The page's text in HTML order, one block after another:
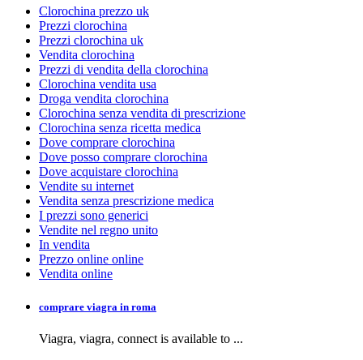
Clorochina prezzo uk
Prezzi clorochina
Prezzi clorochina uk
Vendita clorochina
Prezzi di vendita della clorochina
Clorochina vendita usa
Droga vendita clorochina
Clorochina senza vendita di prescrizione
Clorochina senza ricetta medica
Dove comprare clorochina
Dove posso comprare clorochina
Dove acquistare clorochina
Vendite su internet
Vendita senza prescrizione medica
I prezzi sono generici
Vendite nel regno unito
In vendita
Prezzo online online
Vendita online
comprare viagra in roma
Viagra, viagra, connect is available to ...